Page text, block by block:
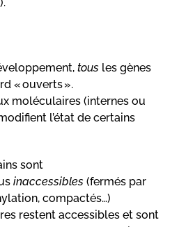
tous les gènes
« ouverts ».
moléculaires (internes ou
l’état de certains
sont
inaccessibles (fermés par
compactés…)
restent accessibles et sont